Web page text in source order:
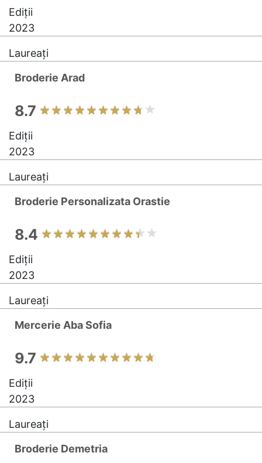
Ediții
2023
Laureați
Broderie Arad
8.7
Ediții
2023
Laureați
Broderie Personalizata Orastie
8.4
Ediții
2023
Laureați
Mercerie Aba Sofia
9.7
Ediții
2023
Laureați
Broderie Demetria